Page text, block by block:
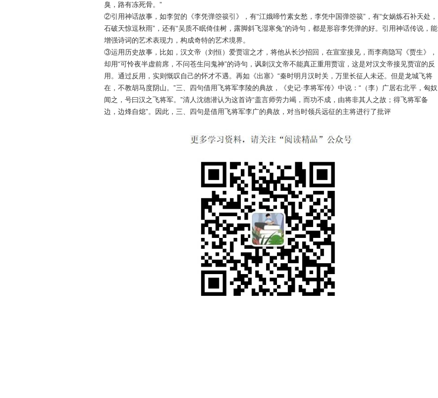
臭，路有冻死骨。”
②引用神话故事，如李贺的《李凭弹箜篌引》，有“江娥啼竹素女愁，李凭中国弹箜篌”，有“女娲炼石补天处，
石破天惊逗秋雨”，还有“吴质不眠倚佳树，露脚斜飞湿寒兔”的诗句，都是形容李凭弹的好。引用神话传说，能
增强诗词的艺术表现力，构成奇特的艺术境界。
③运用历史故事，比如，汉文帝（刘恒）爱贾谊之才，将他从长沙招回，在宣室接见，而李商隐写《贾生》，
却用“可怜夜半虚前席，不问苍生问鬼神”的诗句，讽刺汉文帝不能真正重用贾谊，这是对汉文帝接见贾谊的反
用。通过反用，实则慨叹自己的怀才不遇。再如《出塞》“秦时明月汉时关，万里长征人未还。但是龙城飞将
在，不教胡马度阴山。”三、四句借用飞将军李陵的典故，《史记·李将军传》中说：“（李）广居右北平，匈奴
闻之，号曰汉之飞将军。”清人沈德潜认为这首诗“盖言师劳力竭，而功不成，由将非其人之故；得飞将军备
边，边烽自熄”。因此，三、四句是借用飞将军李广的典故，对当时领兵远征的主将进行了批评